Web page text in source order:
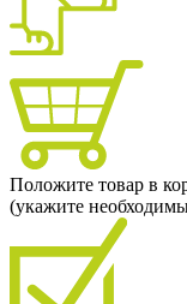
Положите товар в
(укажите